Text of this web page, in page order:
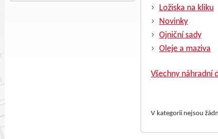
Ložiska na kliku
Novinky
Ojniční sady
Oleje a maziva
Všechny náhradní
V kategorii nejsou